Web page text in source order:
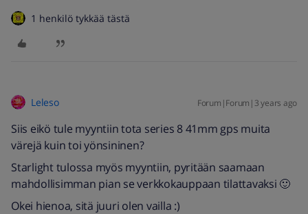
1 henkilö tykkää tästä
Leleso Forum|Forum|3 years ago
Siis eikö tule myyntiin tota series 8 41mm gps muita
värejä kuin toi yönsininen?
Starlight tulossa myös myyntiin, pyritään saamaan
mahdollisimman pian se verkkokauppaan tilattavaksi 🙂
Okei hienoa, sitä juuri olen vailla :)